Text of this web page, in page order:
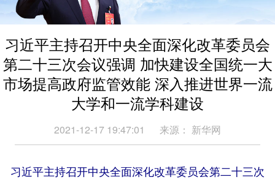
科技 科创 量子
文化 书画 健康 军事
访谈 视频 图片 政务
法律 中央文件 金融 汽车
学术中国 乡村振兴 银龄 溯源中国
城市 旅游 能源 会展
习近平主持召开中央全面深化改革委员会
第二十三次会议强调 加快建设全国统一大
市场提高政府监管效能 深入推进世界一流
大学和一流学科建设
2021-12-17 19:47:01 来源： 新华网
习近平主持召开中央全面深化改革委员会第二十三次